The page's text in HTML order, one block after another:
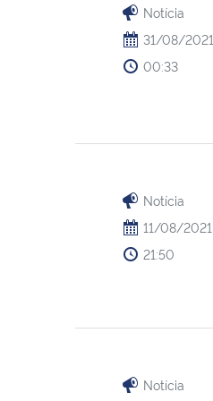
Notícia
31/08/2021
00:33
Notícia
11/08/2021
21:50
Notícia